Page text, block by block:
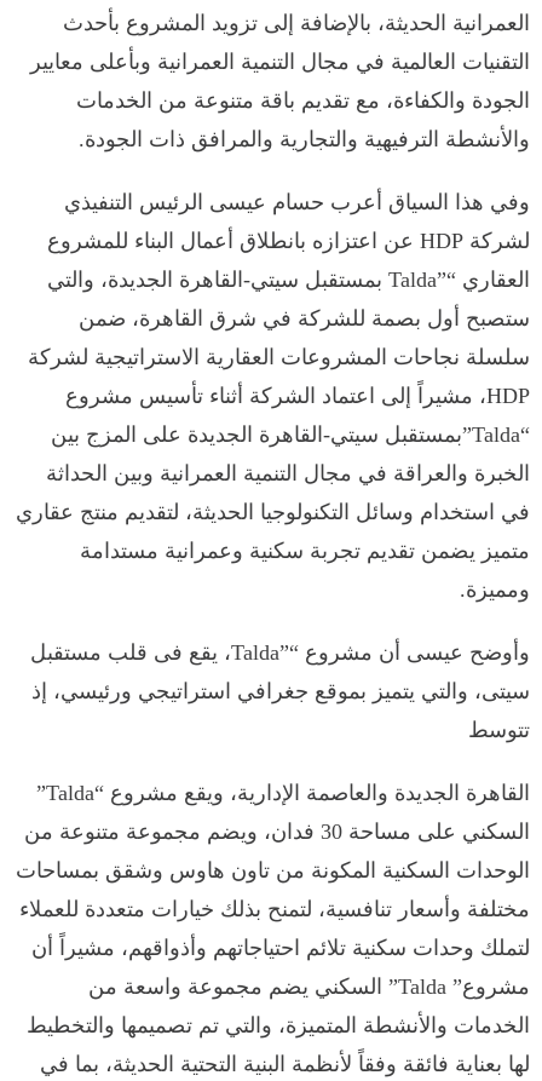
العمرانية الحديثة، بالإضافة إلى تزويد المشروع بأحدث
التقنيات العالمية في مجال التنمية العمرانية وبأعلى معايير
الجودة والكفاءة، مع تقديم باقة متنوعة من الخدمات
والأنشطة الترفيهية والتجارية والمرافق ذات الجودة.
وفي هذا السياق أعرب حسام عيسى الرئيس التنفيذي
لشركة HDP عن اعتزازه بانطلاق أعمال البناء للمشروع
العقاري “”Talda بمستقبل سيتي-القاهرة الجديدة، والتي
ستصبح أول بصمة للشركة في شرق القاهرة، ضمن
سلسلة نجاحات المشروعات العقارية الاستراتيجية لشركة
HDP، مشيراً إلى اعتماد الشركة أثناء تأسيس مشروع
“Talda”بمستقبل سيتي-القاهرة الجديدة على المزج بين
الخبرة والعراقة في مجال التنمية العمرانية وبين الحداثة
في استخدام وسائل التكنولوجيا الحديثة، لتقديم منتج عقاري
متميز يضمن تقديم تجربة سكنية وعمرانية مستدامة
ومميزة.
وأوضح عيسى أن مشروع “”Talda، يقع فى قلب مستقبل
سيتى، والتي يتميز بموقع جغرافي استراتيجي ورئيسي، إذ
تتوسط
القاهرة الجديدة والعاصمة الإدارية، ويقع مشروع “Talda”
السكني على مساحة 30 فدان، ويضم مجموعة متنوعة من
الوحدات السكنية المكونة من تاون هاوس وشقق بمساحات
مختلفة وأسعار تنافسية، لتمنح بذلك خيارات متعددة للعملاء
لتملك وحدات سكنية تلائم احتياجاتهم وأذواقهم، مشيراً أن
مشروع” Talda” السكني يضم مجموعة واسعة من
الخدمات والأنشطة المتميزة، والتي تم تصميمها والتخطيط
لها بعناية فائقة وفقاً لأنظمة البنية التحتية الحديثة، بما في